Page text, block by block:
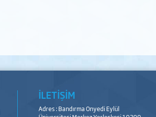
İLETİŞİM
Adres : Bandırma Onyedi Eylül